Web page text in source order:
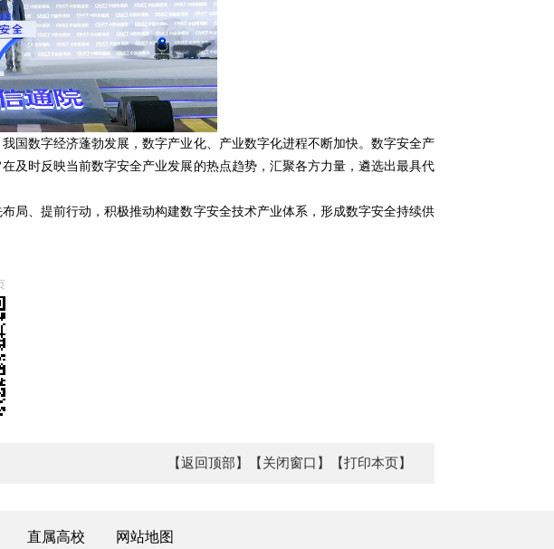
国数字经济蓬勃发展，数字产业化、产业数字化进程不断加快。数字安全产
及时反映当前数字安全产业发展的热点趋势，汇聚各方力量，遴选出最具代
局、提前行动，积极推动构建数字安全技术产业体系，形成数字安全持续供
【返回顶部】 【关闭窗口】 【打印本页】
直属高校 网站地图